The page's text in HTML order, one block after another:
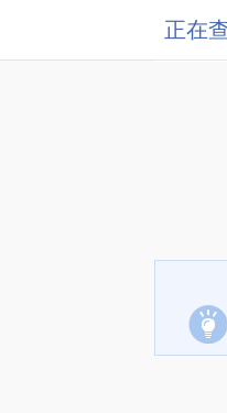
正在